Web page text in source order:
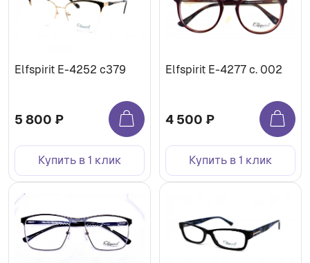
Elfspirit Е-4252 c379
5 800 ₽
Купить в 1 клик
Elfspirit Е-4277 с. 002
4 500 ₽
Купить в 1 клик